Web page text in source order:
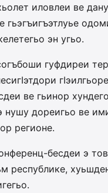
иловлеи ве
гьэгъигъэтлуье
эн угьо.
гуфдиреи
ве гьинор
нушу дореигьо ве
регионе.
бесдеи э
республике,